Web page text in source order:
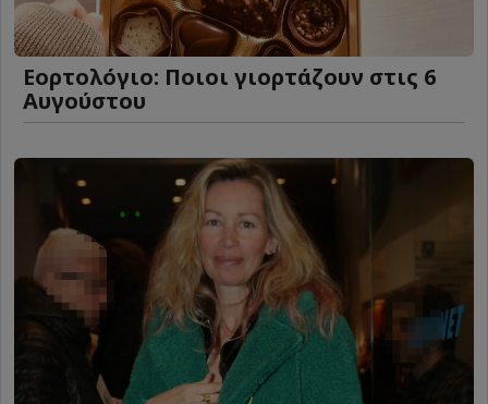
Εορτολόγιο: Ποιοι γιορτάζουν στις 6
Αυγούστου